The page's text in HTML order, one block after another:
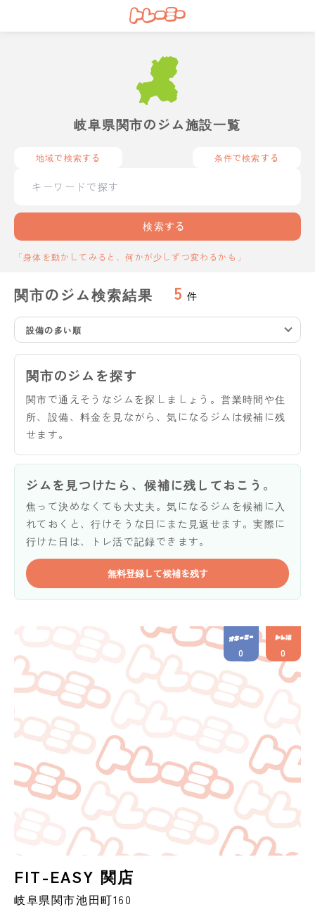
岐阜県関市のジム施設一覧
地域で検索する 条件で検索する
検索する
「身体を動かしてみると、何かが少しずつ変わるかも」
関市のジム検索結果 5 件
設備の多い順
関市のジムを探す
関市で通えそうなジムを探しましょう。営業時間や住
所、設備、料金を見ながら、気になるジムは候補に残
せます。
ジムを見つけたら、候補に残しておこう。
焦って決めなくても大丈夫。気になるジムを候補に入
れておくと、行けそうな日にまた見返せます。実際に
行けた日は、トレ活で記録できます。
無料登録して候補を残す
FIT-EASY 関店
岐阜県関市池田町160
0 0